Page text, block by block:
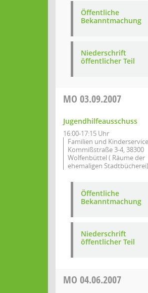
Öffentliche
Bekanntmachung
Niederschrift
öffentlicher Teil
MO 03.09.2007
Jugendhilfeausschuss
16:00-17:15 Uhr
Familien und
Kommißstraße 3-4, 38300
Wolfenbüttel ( Räume der
ehemaligen Stadtbücherei)
Öffentliche
Bekanntmachung
Niederschrift
öffentlicher Teil
MO 04.06.2007